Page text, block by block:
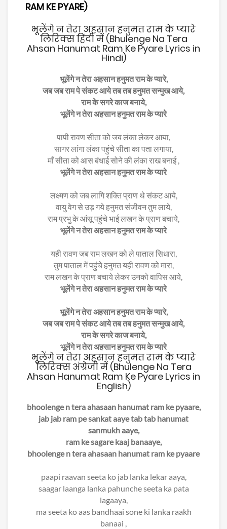
RAM KE PYARE)
भूलेंगे न तेरा अहसान हनुमत राम के प्यारे
लिरिक्स हिंदी में (Bhulenge Na Tera
Ahsan Hanumat Ram Ke Pyare Lyrics in
Hindi)
भूलेंगे न तेरा अहसान हनुमत राम के प्यारे,
जब जब राम पे संकट आये तब तब हनुमत सन्मुख आये,
राम के सगरे काज बनाये,
भूलेंगे न तेरा अहसान हनुमत राम के प्यारे
पापी रावण सीता को जब लंका लेकर आया,
सागर लांगा लंका पहुंचे सीता का पता लगाया,
माँ सीता को आस बंधाई सोने की लंका राख बनाई ,
भूलेंगे न तेरा अहसान हनुमत राम के प्यारे
लक्ष्मण को जब लागि शक्ति प्राण थे संकट आये,
वायु वेग से उड़ गये हनुमत संजीवन तुम लाये,
राम प्रभु के आंसू पहुंचे भाई लखन के प्राण बचाये,
भूलेंगे न तेरा अहसान हनुमत राम के प्यारे
यही रावण जब राम लखन को ले पाताल सिधारा,
तुम पाताल में पहुंचे हनुमत यही रावण को मारा,
राम लखन के प्राण बचाये लेकर उनको वापिस आये,
भूलेंगे न तेरा अहसान हनुमत राम के प्यारे
भूलेंगे न तेरा अहसान हनुमत राम के प्यारे,
जब जब राम पे संकट आये तब तब हनुमत सन्मुख आये,
राम के सगरे काज बनाये,
भूलेंगे न तेरा अहसान हनुमत राम के प्यारे
भूलेंगे न तेरा अहसान हनुमत राम के प्यारे
लिरिक्स अंग्रेजी में (Bhulenge Na Tera
Ahsan Hanumat Ram Ke Pyare Lyrics in
English)
bhoolenge n tera ahasaan hanumat ram ke pyaare,
jab jab ram pe sankat aaye tab tab hanumat
sanmukh aaye,
ram ke sagare kaaj banaaye,
bhoolenge n tera ahasaan hanumat ram ke pyaare
paapi raavan seeta ko jab lanka lekar aaya,
saagar laanga lanka pahunche seeta ka pata
lagaaya,
ma seeta ko aas bandhaai sone ki lanka raakh
banaai ,